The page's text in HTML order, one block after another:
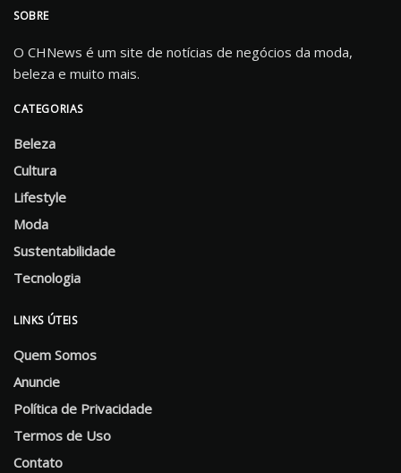
SOBRE
O CHNews é um site de notícias de negócios da moda,
beleza e muito mais.
CATEGORIAS
Beleza
Cultura
Lifestyle
Moda
Sustentabilidade
Tecnologia
LINKS ÚTEIS
Quem Somos
Anuncie
Política de Privacidade
Termos de Uso
Contato